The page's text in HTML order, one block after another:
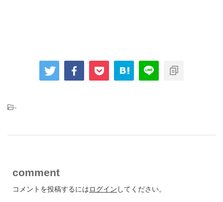
-
comment
コメントを投稿するにはログイン してください。